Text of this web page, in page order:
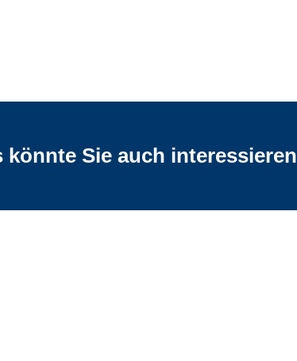
könnte Sie auch interessieren